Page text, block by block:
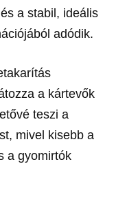
a stabil, ideális
adódik.
a kártevők
teszi a
mivel kisebb a
a gyomirtók